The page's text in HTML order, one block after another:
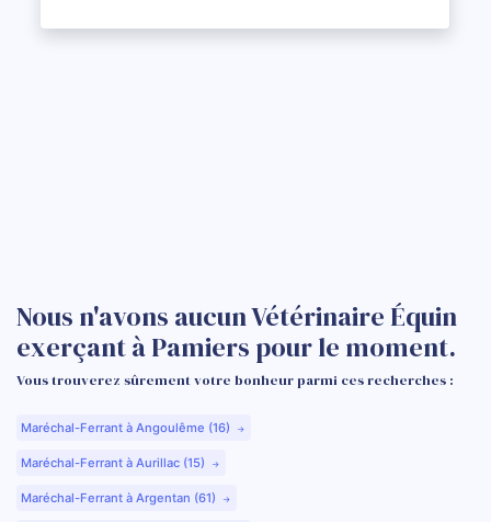
Nous n'avons aucun Vétérinaire Équin
exerçant à Pamiers pour le moment.
Vous trouverez sûrement votre bonheur parmi ces recherches :
Maréchal-Ferrant à Angoulême (16)
Maréchal-Ferrant à Aurillac (15)
Maréchal-Ferrant à Argentan (61)